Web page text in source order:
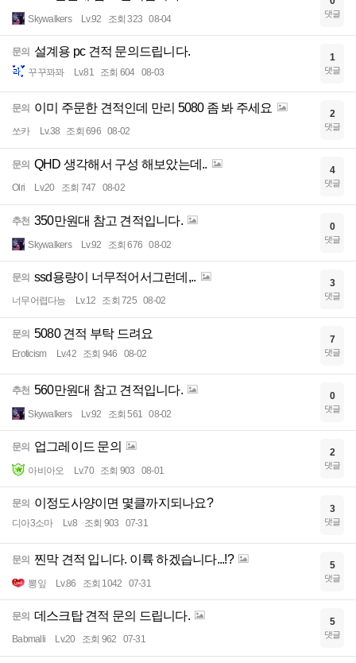
Skywalkers Lv.92 조회 323 08-04 댓글
문의 설계용 pc 견적 문의드립니다.
꾸꾸꽈꽈 Lv.81 조회 604 08-03
1
댓글
문의 이미 주문한 견적인데 만리 5080 좀 봐 주세요
쏘카 Lv.38 조회 696 08-02
2
댓글
문의 QHD 생각해서 구성 해보았는데..
Olri Lv.20 조회 747 08-02
4
댓글
추천 350만원대 참고 견적입니다.
Skywalkers Lv.92 조회 676 08-02
0
댓글
문의 ssd용량이 너무적어서그런데,..
너무어렵다능 Lv.12 조회 725 08-02
3
댓글
문의 5080 견적 부탁 드려요
Eroticism Lv.42 조회 946 08-02
7
댓글
추천 560만원대 참고 견적입니다.
Skywalkers Lv.92 조회 561 08-02
0
댓글
문의 업그레이드 문의
아비아오 Lv.70 조회 903 08-01
2
댓글
문의 이정도사양이면 몇클까지되나요?
디아3소마 Lv.8 조회 903 07-31
3
댓글
문의 찐막 견적 입니다. 이륙 하겠습니다...!?
뽕잎 Lv.86 조회 1042 07-31
5
댓글
문의 데스크탑 견적 문의 드립니다.
Babmalli Lv.20 조회 962 07-31
5
댓글